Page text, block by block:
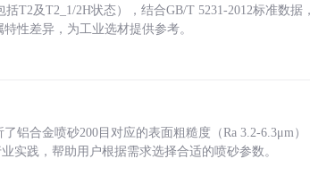
T2及T2_1/2H状态），结合GB/T 5231-2012标准数据
性差异，为工业选材提供参考。
铝合金喷砂200目对应的表面粗糙度（Ra 3.2-6.3μm
实践，帮助用户根据需求选择合适的喷砂参数。